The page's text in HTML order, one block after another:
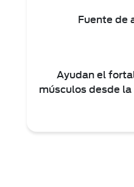
Fuente de
Ayudan el
músculos desde